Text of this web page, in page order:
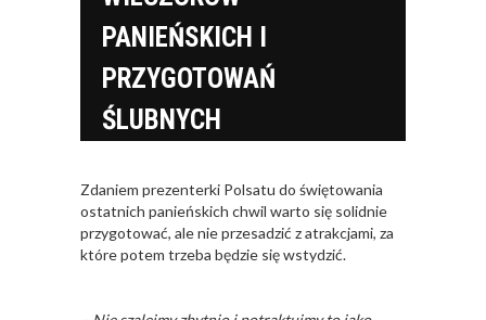
PANIEŃSKICH I
PRZYGOTOWAŃ
ŚLUBNYCH
Zdaniem prezenterki Polsatu do świętowania
ostatnich panieńskich chwil warto się solidnie
przygotować, ale nie przesadzić z atrakcjami, za
które potem trzeba będzie się wstydzić.